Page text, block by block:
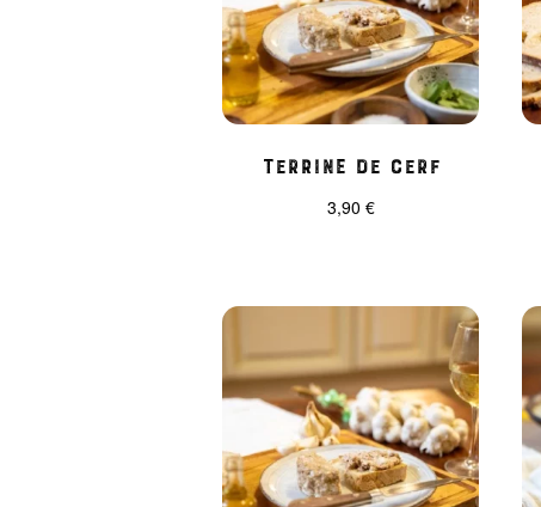
Terrine de cerf
3,90 €